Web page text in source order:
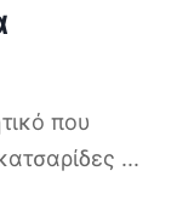
που
...